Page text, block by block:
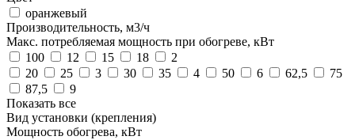
оранжевый
Производительность, м3/ч
Макс. потребляемая мощность при обогреве, кВт
100
12 15 18
2
20
25 3 30 35 4 50 6 62,5
75
87,5
9
Показать все
Вид установки (крепления)
Мощность обогрева, кВт